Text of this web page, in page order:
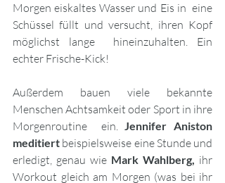
Morgen eiskaltes Wasser und Eis in  eine
Schüssel füllt und versucht, ihren Kopf
möglichst lange  hineinzuhalten. Ein
echter Frische-Kick!
Außerdem bauen viele bekannte
Menschen Achtsamkeit oder Sport in ihre
Morgenroutine  ein. Jennifer Aniston
meditiert beispielsweise eine Stunde und
erledigt, genau wie Mark Wahlberg, ihr
Workout gleich am Morgen (was bei ihr